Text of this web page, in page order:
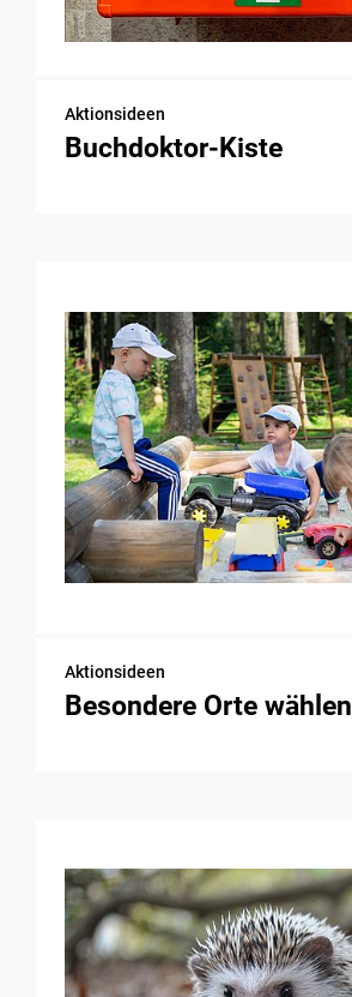
Aktionsideen
Buchdoktor-Kiste
Aktionsideen
Besondere Orte wählen